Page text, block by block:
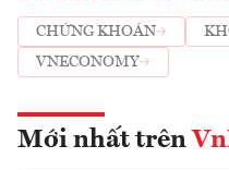
CHỨNG KHOÁN
VNECONOMY
Mới nhất trên